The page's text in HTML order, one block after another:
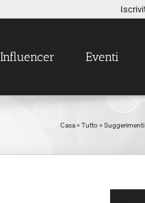
Influencer Eventi
Casa» Tutto» Suggerimenti